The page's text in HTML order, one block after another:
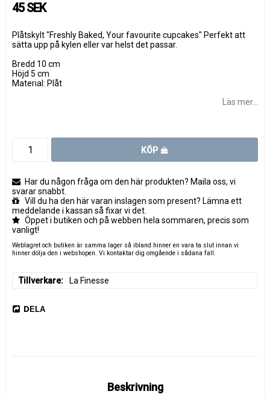
45 SEK
Plåtskylt "Freshly Baked, Your favourite cupcakes" Perfekt att
sätta upp på kylen eller var helst det passar.
Bredd 10 cm
Höjd 5 cm
Material: Plåt
Läs mer...
KÖP
Har du någon fråga om den här produkten? Maila oss, vi
svarar snabbt.
Vill du ha den här varan inslagen som present? Lämna ett
meddelande i kassan så fixar vi det.
Öppet i butiken och på webben hela sommaren, precis som
vanligt!
Weblagret och butiken är samma lager så ibland hinner en vara ta slut innan vi
hinner dölja den i webshopen. Vi kontaktar dig omgående i sådana fall.
Tillverkare La Finesse
DELA
Beskrivning